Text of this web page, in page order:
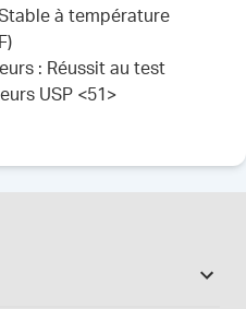
à température
: Réussit au test
USP <51>